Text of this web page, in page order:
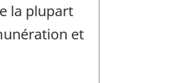
la plupart
et